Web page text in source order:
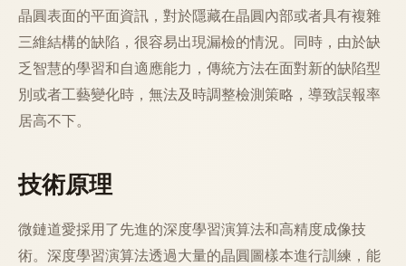
晶圓表面的平面資訊，對於隱藏在晶圓內部或者具有複雜
三維結構的缺陷，很容易出現漏檢的情況。同時，由於缺
乏智慧的學習和自適應能力，傳統方法在面對新的缺陷型
別或者工藝變化時，無法及時調整檢測策略，導致誤報率
居高不下。
技術原理
微鏈道愛採用了先進的深度學習演算法和高精度成像技
術。深度學習演算法透過大量的晶圓圖樣本進行訓練，能